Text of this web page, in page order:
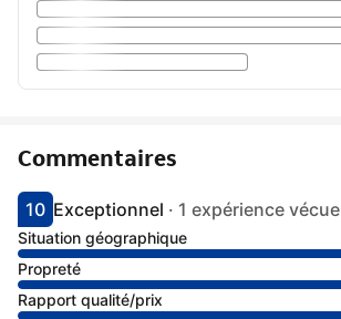
Commentaires
Avec une note de 10
10
exceptionnel
Exceptionnel · 1 expérience vécue
Situation géographique
Propreté
Rapport qualité/prix